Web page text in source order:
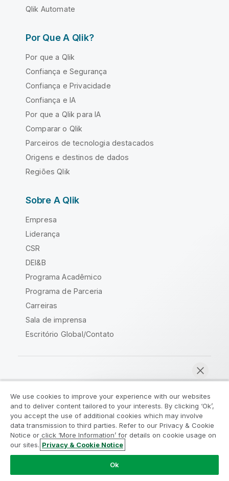
Bater papo agora
Qlik Automate
Por Que A Qlik?
Por que a Qlik
Confiança e Segurança
Confiança e Privacidade
Confiança e IA
Por que a Qlik para IA
Comparar o Qlik
Parceiros de tecnologia destacados
Origens e destinos de dados
Regiões Qlik
Sobre A Qlik
Empresa
Liderança
CSR
DEI&B
Programa Acadêmico
Programa de Parceria
Carreiras
Sala de imprensa
Escritório Global/Contato
Acordos legais
Termos do produto
Legal Policies
Políticas Legais
Termos de uso
Marcas comerciais
Do Not Share My Info
Copyright © 1993-2026 QlikTech International AB. Todos os
We use cookies to improve your experience with our websites
and to deliver content tailored to your interests. By clicking ‘Ok’,
you accept the use of additional cookies which may involve
data transmission to third parties. Refer to our Privacy & Cookie
Notice or click ‘More Information’ for details on cookie usage on
our sites. Privacy & Cookie Notice
Ok